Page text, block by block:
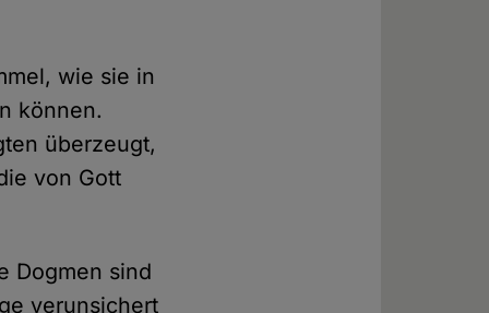
wie sie in
können.
überzeugt,
von Gott
Dogmen sind
verunsichert